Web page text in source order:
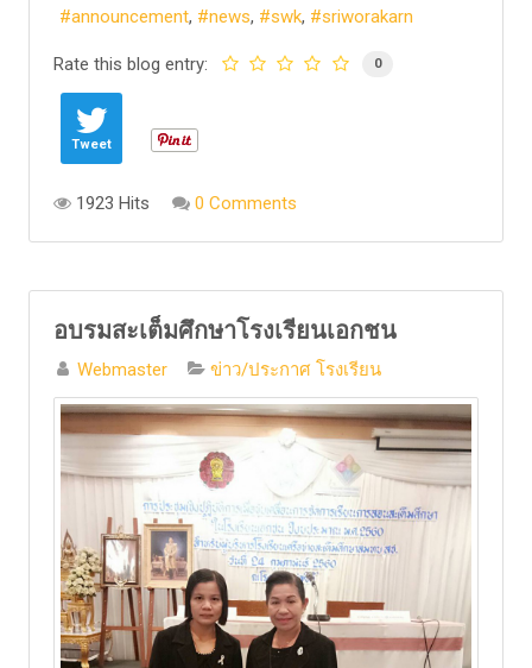
announcement
news swk sriworakarn
Rate this blog entry: 0
Tweet
1923 Hits 0 Comments
อบรมสะเต็มศึกษาโรงเรียนเอกชน
Webmaster ข่าว/ประกาศ โรงเรียน